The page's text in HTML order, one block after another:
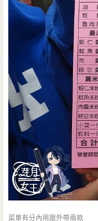
菜單有分內用跟外帶兩款